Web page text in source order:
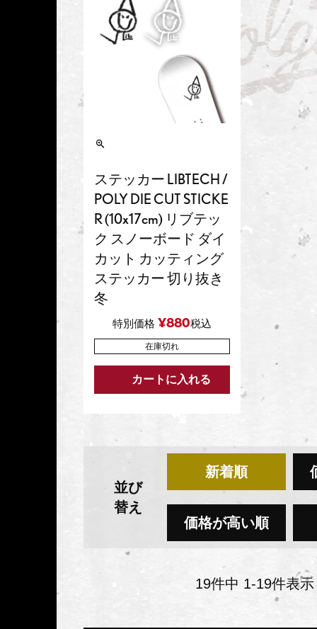
ステッカー LIBTECH /
POLY DIE CUT STICKE
R (10x17cm) リブテッ
ク スノーボード ダイ
カット カッティング
ステッカー 切り抜き
冬
特別価格 ¥880税込
在庫切れ
カートに入れる
並び
替え
新着順
価格が高い順
19件中 1-19件表示